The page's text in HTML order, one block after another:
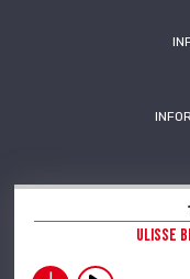
Ulisse